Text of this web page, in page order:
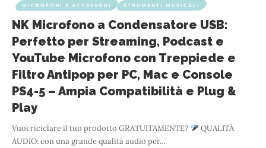
MICROFONI E ACCESSORI STRUMENTI MUSICALI
NK Microfono a Condensatore USB:
Perfetto per Streaming, Podcast e
YouTube Microfono con Treppiede e
Filtro Antipop per PC, Mac e Console
PS4-5 – Ampia Compatibilità e Plug &
Play
Vuoi riciclare il tuo prodotto GRATUITAMENTE?
QUALITÀ
AUDIO: con una grande qualità audio per…